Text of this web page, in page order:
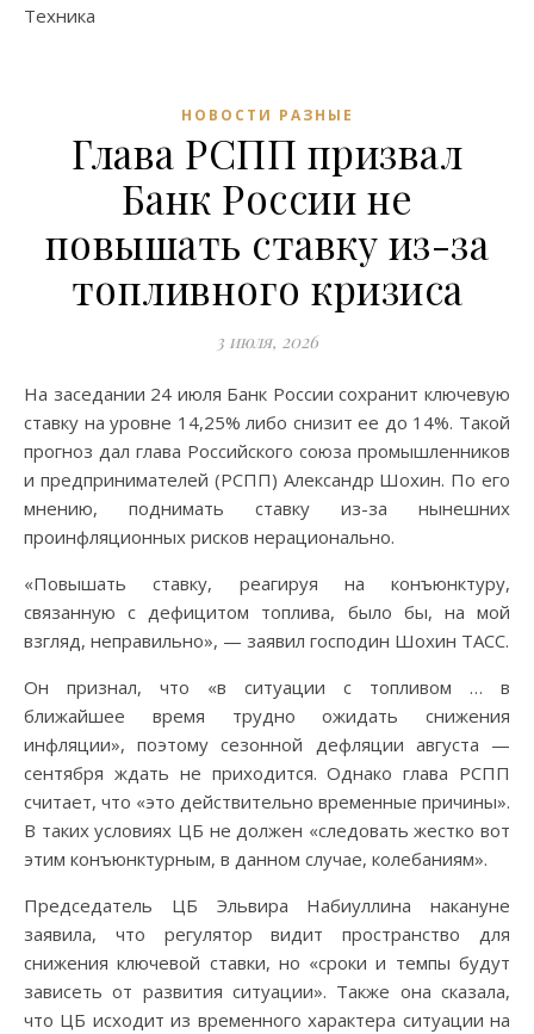
Техника
НОВОСТИ РАЗНЫЕ
Глава РСПП призвал
Банк России не
повышать ставку из-за
топливного кризиса
3 июля, 2026
На заседании 24 июля Банк России сохранит ключевую
ставку на уровне 14,25% либо снизит ее до 14%. Такой
прогноз дал глава Российского союза промышленников
и предпринимателей (РСПП) Александр Шохин. По его
мнению, поднимать ставку из-за нынешних
проинфляционных рисков нерационально.
«Повышать ставку, реагируя на конъюнктуру,
связанную с дефицитом топлива, было бы, на мой
взгляд, неправильно», — заявил господин Шохин ТАСС.
Он признал, что «в ситуации с топливом … в
ближайшее время трудно ожидать снижения
инфляции», поэтому сезонной дефляции августа —
сентября ждать не приходится. Однако глава РСПП
считает, что «это действительно временные причины».
В таких условиях ЦБ не должен «следовать жестко вот
этим конъюнктурным, в данном случае, колебаниям».
Председатель ЦБ Эльвира Набиуллина накануне
заявила, что регулятор видит пространство для
снижения ключевой ставки, но «сроки и темпы будут
зависеть от развития ситуации». Также она сказала,
что ЦБ исходит из временного характера ситуации на